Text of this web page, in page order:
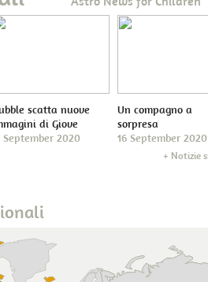
scatta nuove
di Giove
September 2020
Un compagno a
sorpresa
16 September 2020
+ Notizie